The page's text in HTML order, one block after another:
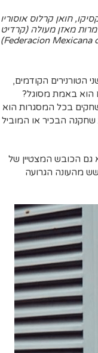
מאזן מעולה (קרדיט
Federacion Mexicana
הטורנירים הקודמים,
הוא באמת מסוגל?
עונה מאוד לא פשוטה בווסטהאם, שם מיעט לשחק. ב-30 משחקים בכל המסגרות הוא
שחקנה הבכיר או המוביל
גם הכובש המצטיין של
יצליח להתאושש מהעונה הגרועה